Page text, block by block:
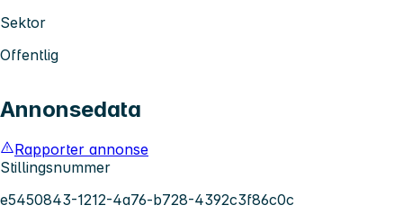
Sektor
Offentlig
Annonsedata
Rapporter annonse
Stillingsnummer
e5450843-1212-4a76-b728-4392c3f86c0c